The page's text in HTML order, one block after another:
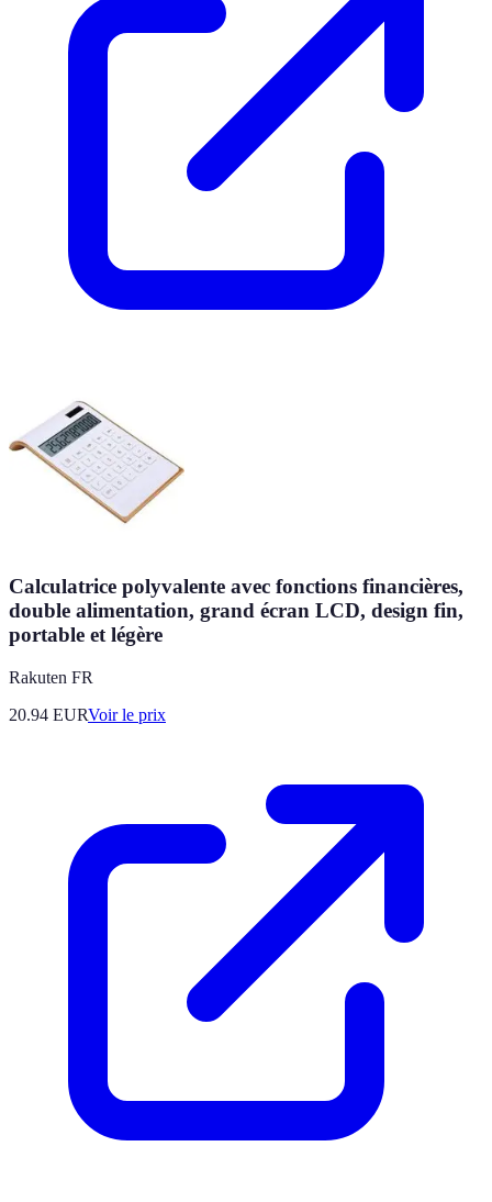
Calculatrice polyvalente avec fonctions financières,
double alimentation, grand écran LCD, design fin,
portable et légère
Rakuten FR
20.94 EURVoir le prix